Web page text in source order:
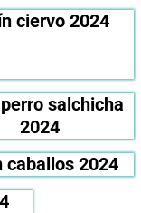
ciervo 2024
salchicha
2024
caballos 2024